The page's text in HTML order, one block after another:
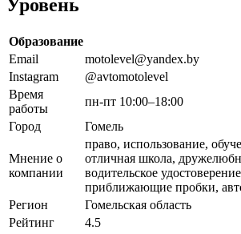
Уровень
Образование
Email
motolevel@yandex.by
Instagram
@avtomotolevel
Время
работы
пн-пт 10:00–18:00
Город
Гомель
Мнение о
компании
право, использование,
отличная школа,
водительское
приближающие пробки,
Регион
Гомельская область
Рейтинг
4.5